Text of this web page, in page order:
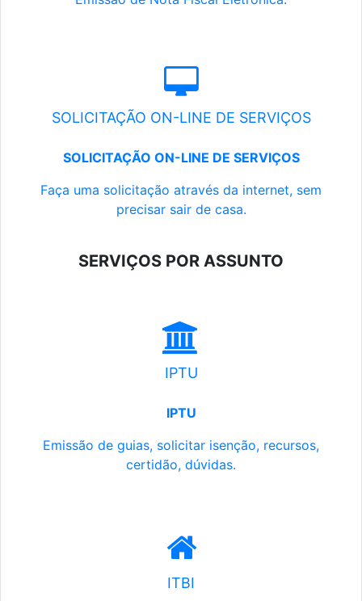
SOLICITAÇÃO ON-LINE DE SERVIÇOS
SOLICITAÇÃO ON-LINE DE SERVIÇOS
Faça uma solicitação através da internet, sem
precisar sair de casa.
SERVIÇOS POR ASSUNTO
IPTU
IPTU
Emissão de guias, solicitar isenção, recursos,
certidão, dúvidas.
ITBI